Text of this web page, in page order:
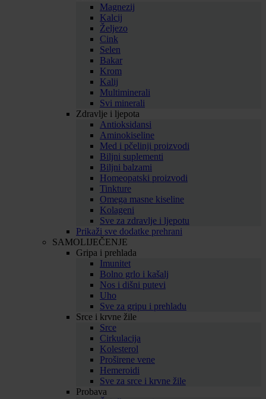
Magnezij
Kalcij
Željezo
Cink
Selen
Bakar
Krom
Kalij
Multiminerali
Svi minerali
Zdravlje i ljepota
Antioksidansi
Aminokiseline
Med i pčelinji proizvodi
Biljni suplementi
Biljni balzami
Homeopatski proizvodi
Tinkture
Omega masne kiseline
Kolageni
Sve za zdravlje i ljepotu
Prikaži sve dodatke prehrani
SAMOLIJEČENJE
Gripa i prehlada
Imunitet
Bolno grlo i kašalj
Nos i dišni putevi
Uho
Sve za gripu i prehladu
Srce i krvne žile
Srce
Cirkulacija
Kolesterol
Proširene vene
Hemeroidi
Sve za srce i krvne žile
Probava